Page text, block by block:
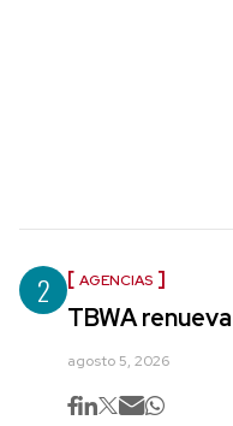
2 AGENCIAS
TBWA
agosto 5, 2026